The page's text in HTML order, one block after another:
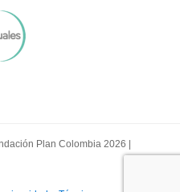
Plan Colombia 2026 |